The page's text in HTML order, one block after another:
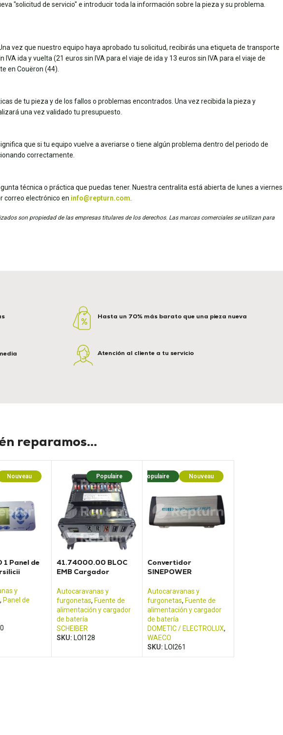
"solicitud de servicio" e introducir toda la información sobre la pieza y su problema.
vez que nuestro equipo haya aprobado tu solicitud, recibirás una etiqueta de transporte
ida y vuelta (21 euros sin IVA para el viaje de ida y 13 euros sin IVA para el viaje de
en Couëron (44).
de tu pieza y de los fallos o problemas encontrados. Una vez recibida la pieza y
una vez validado tu presupuesto.
que si tu equipo vuelve a averiarse o tiene algún problema dentro del periodo de
correctamente.
técnica o práctica que puedas tener. Nuestra centralita está abierta de lunes a viernes
correo electrónico en info@repturn.com
son propiedad de las empresas titulares de los derechos. Las marcas comerciales se utilizan para
Hasta un 70% más barato que una pieza nueva
Atención al cliente a tu servicio
reparamos...
Nouveau
1 Panel de
y
, Panel de
Populaire
41.74000.00 BLOC
EMB Cargador
Scheiber
Autocaravanas y
furgonetas, Fuente de
alimentación y cargador
de batería
SCHEIBER
SKU: LOI128
Populaire Nouveau
Convertidor
SINEPOWER
Autocaravanas y
furgonetas, Fuente de
alimentación y cargador
de batería
DOMETIC / ELECTROLUX,
WAECO
SKU: LOI261